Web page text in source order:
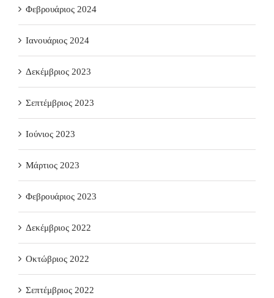
Φεβρουάριος 2024
Ιανουάριος 2024
Δεκέμβριος 2023
Σεπτέμβριος 2023
Ιούνιος 2023
Μάρτιος 2023
Φεβρουάριος 2023
Δεκέμβριος 2022
Οκτώβριος 2022
Σεπτέμβριος 2022